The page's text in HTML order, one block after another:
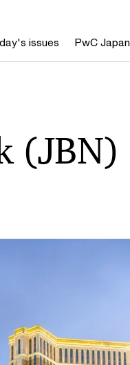
issues PwC
(JBN)